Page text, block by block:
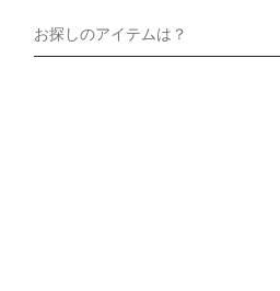
お探しのアイテムは？